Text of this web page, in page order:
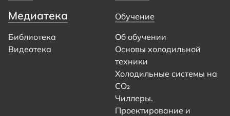
Медиатека
Библиотека
Видеотека
Обучение
Об обучении
Основы холодильной
техники
Холодильные системы на
CO₂
Чиллеры.
Проектирование и